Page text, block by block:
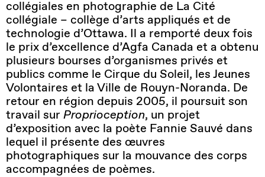
collégiales en photographie de La Cité
collégiale – collège d’arts appliqués et de
technologie d’Ottawa. Il a remporté deux fois
le prix d’excellence d’Agfa Canada et a obtenu
plusieurs bourses d’organismes privés et
publics comme le Cirque du Soleil, les Jeunes
Volontaires et la Ville de Rouyn-Noranda. De
retour en région depuis 2005, il poursuit son
travail surProprioception, un projet
d’exposition avec la poète Fannie Sauvé dans
lequel il présente des œuvres
photographiques sur la mouvance des corps
accompagnées de poèmes.